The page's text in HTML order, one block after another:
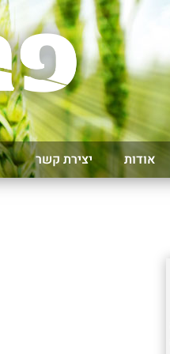
אודות יצירת קשר